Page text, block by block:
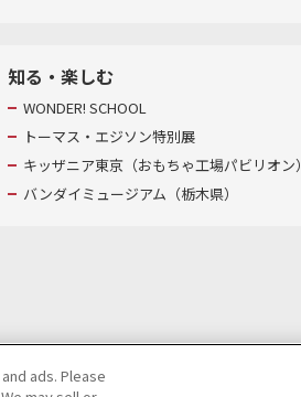
知る・楽しむ
WONDER! SCHOOL
トーマス・エジソン特別展
キッザニア東京（おもちゃ工場パビリオン）​
バンダイミュージアム（栃木県）
ads. Please